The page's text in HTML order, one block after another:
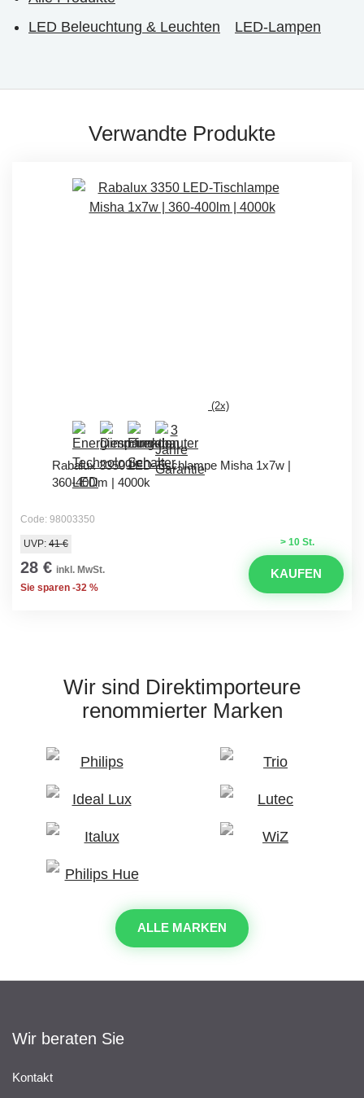
LED Beleuchtung & Leuchten
LED-Lampen
Verwandte Produkte
(2x)
Rabalux 3350 LED-Tischlampe Misha 1x7w |
360-400lm | 4000k
Code: 98003350
> 10 St.
UVP: 41 €
28 € inkl. MwSt.
Sie sparen -32 %
KAUFEN
Wir sind Direktimporteure
renommierter Marken
ALLE MARKEN
Wir beraten Sie
Kontakt